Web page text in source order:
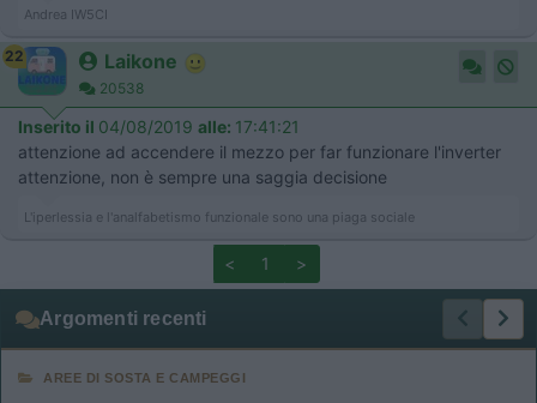
Andrea IW5CI
22 Laikone
20538
Inserito il 04/08/2019 alle: 17:41:21
attenzione ad accendere il mezzo per far funzionare l'inverter
attenzione, non è sempre una saggia decisione
L'iperlessia e l'analfabetismo funzionale sono una piaga sociale
< 1 >
Argomenti recenti
AREE DI SOSTA E CAMPEGGI